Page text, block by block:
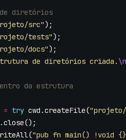
src");
tests");
docs");
de diretórios criada. \n
= try cwd .createFile(
.close();
("pub fn main() !void {}